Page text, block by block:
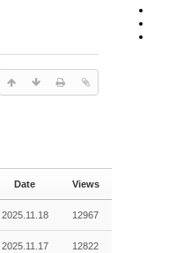
Date Views
2025.11.18 12967
2025.11.17 12822